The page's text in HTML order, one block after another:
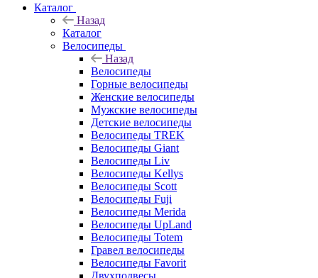
Каталог
Назад
Каталог
Велосипеды
Назад
Велосипеды
Горные велосипеды
Женские велосипеды
Мужские велосипеды
Детские велосипеды
Велосипеды TREK
Велосипеды Giant
Велосипеды Liv
Велосипеды Kellys
Велосипеды Scott
Велосипеды Fuji
Велосипеды Merida
Велосипеды UpLand
Велосипеды Totem
Гравел велосипеды
Велосипеды Favorit
Двухподвесы